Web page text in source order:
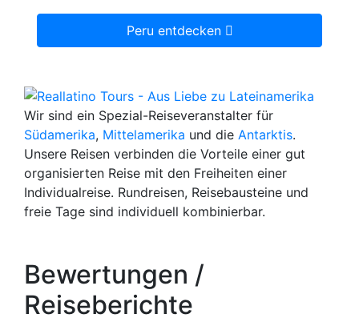
Peru entdecken
Wir sind ein Spezial-Reiseveranstalter für
Südamerika, Mittelamerika und die Antarktis.
Unsere Reisen verbinden die Vorteile einer gut
organisierten Reise mit den Freiheiten einer
Individualreise. Rundreisen, Reisebausteine und
freie Tage sind individuell kombinierbar.
Bewertungen /
Reiseberichte